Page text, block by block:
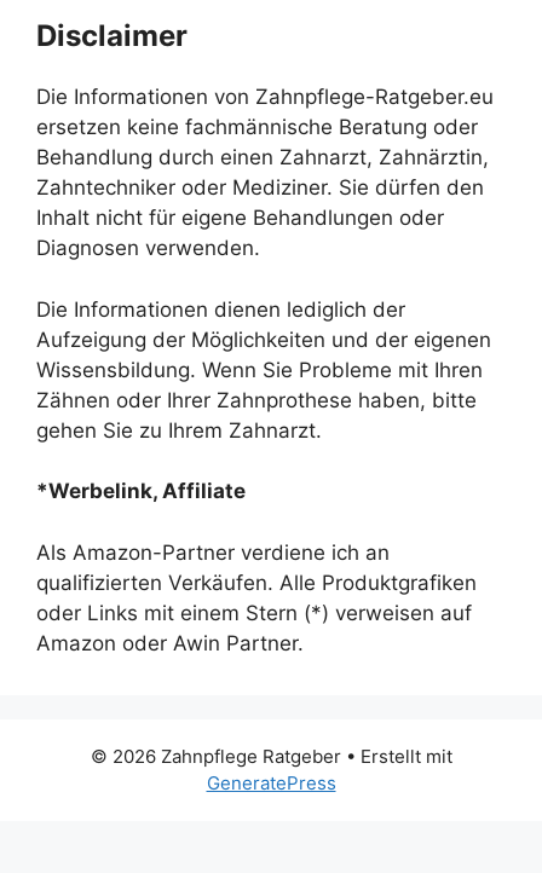
Disclaimer
Die Informationen von Zahnpflege-Ratgeber.eu
ersetzen keine fachmännische Beratung oder
Behandlung durch einen Zahnarzt, Zahnärztin,
Zahntechniker oder Mediziner. Sie dürfen den
Inhalt nicht für eigene Behandlungen oder
Diagnosen verwenden.
Die Informationen dienen lediglich der
Aufzeigung der Möglichkeiten und der eigenen
Wissensbildung. Wenn Sie Probleme mit Ihren
Zähnen oder Ihrer Zahnprothese haben, bitte
gehen Sie zu Ihrem Zahnarzt.
*Werbelink, Affiliate
Als Amazon-Partner verdiene ich an
qualifizierten Verkäufen. Alle Produktgrafiken
oder Links mit einem Stern (*) verweisen auf
Amazon oder Awin Partner.
© 2026 Zahnpflege Ratgeber• Erstellt mit
GeneratePress